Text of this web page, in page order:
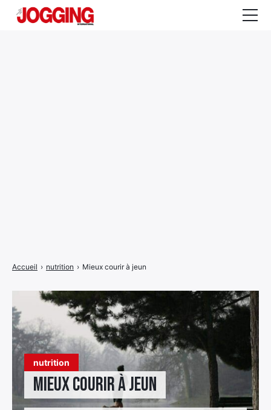
nutrition
Mieux courir à jeun
Accueil › nutrition › Mieux courir à jeun
Élément
de
menu
Élément
de
menu
Élément
de
menu